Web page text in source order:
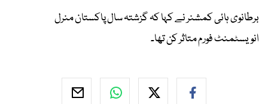
برطانوی ہائی کمشنر نے کہا کہ گزشتہ سال پاکستان منرل
انویسٹمنٹ فورم متاثر کن تھا۔